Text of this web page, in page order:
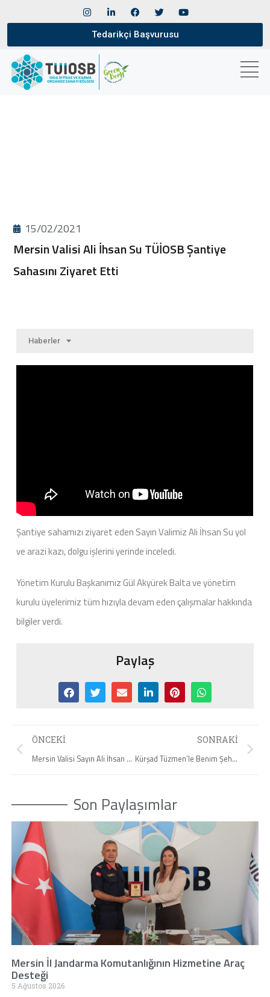
Tedarikçi Başvurusu
15/02/2021
Mersin Valisi Ali İhsan Su TÜİOSB Şantiye
Sahasını Ziyaret Etti
Haberler
Şantiye sahamızı ziyaret eden Sayın Valimiz Ali İhsan Su yol
ve arazi kazı, dolgu işlerini yerinde inceledi.
Yönetim Kurulu Başkanımız Gül Akyürek Balta ve yönetim
kurulu üyelerimiz tüm hızıyla devam eden çalışmalar hakkında
bilgiler verdi.
Paylaş
ÖNCEKI
Mersin Valisi Sayın Ali İhsan Su ve Tarsus Kaymakamı Sayın Kadir Sertel Otcu’dan Ziyaret
SONRAKI
Kürşad Tüzmen’le Benim Şehrim
Son Paylaşımlar
Mersin İl Jandarma Komutanlığının Hizmetine Araç
Desteği
5 Ağustos 2026